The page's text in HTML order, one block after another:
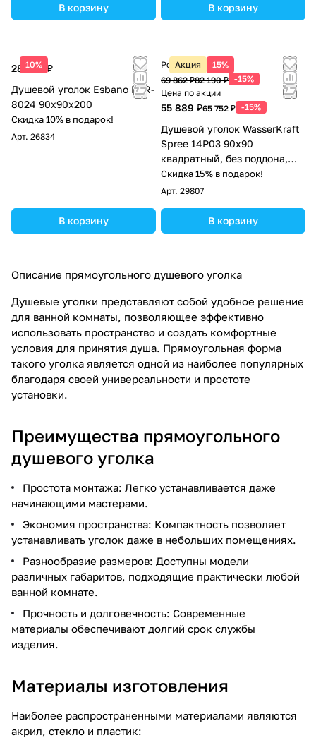
В корзину В корзину
10%
28 050 ₽
Душевой уголок Esbano ESR-
8024 90x90x200
Скидка 10% в подарок!
Арт. 26834
В корзину
Акция 15%
Розничная цена
69 862 ₽82 190 ₽ -15%
Цена по акции
55 889 ₽65 752 ₽ -15%
Душевой уголок WasserKraft
Spree 14P03 90х90
квадратный, без поддона,
прозрачное стекло, никель
Скидка 15% в подарок!
Арт. 29807
В корзину
Описание прямоугольного душевого уголка
Душевые уголки представляют собой удобное решение
для ванной комнаты, позволяющее эффективно
использовать пространство и создать комфортные
условия для принятия душа. Прямоугольная форма
такого уголка является одной из наиболее популярных
благодаря своей универсальности и простоте
установки.
Преимущества прямоугольного
душевого уголка
Простота монтажа: Легко устанавливается даже
начинающими мастерами.
Экономия пространства: Компактность позволяет
устанавливать уголок даже в небольших помещениях.
Разнообразие размеров: Доступны модели
различных габаритов, подходящие практически любой
ванной комнате.
Прочность и долговечность: Современные
материалы обеспечивают долгий срок службы
изделия.
Материалы изготовления
Наиболее распространенными материалами являются
акрил, стекло и пластик: